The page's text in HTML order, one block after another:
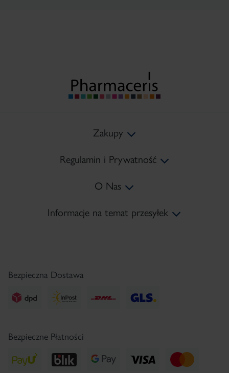
Zakupy
Koszty Dostawy
Metody Płatności
Zwroty
Regulamin i Prywatność
Regulamin
Polityka prywatności
O Nas
Mapa Strony
Informacje na temat przesyłek
Bezpieczna Dostawa
Bezpieczne Płatności